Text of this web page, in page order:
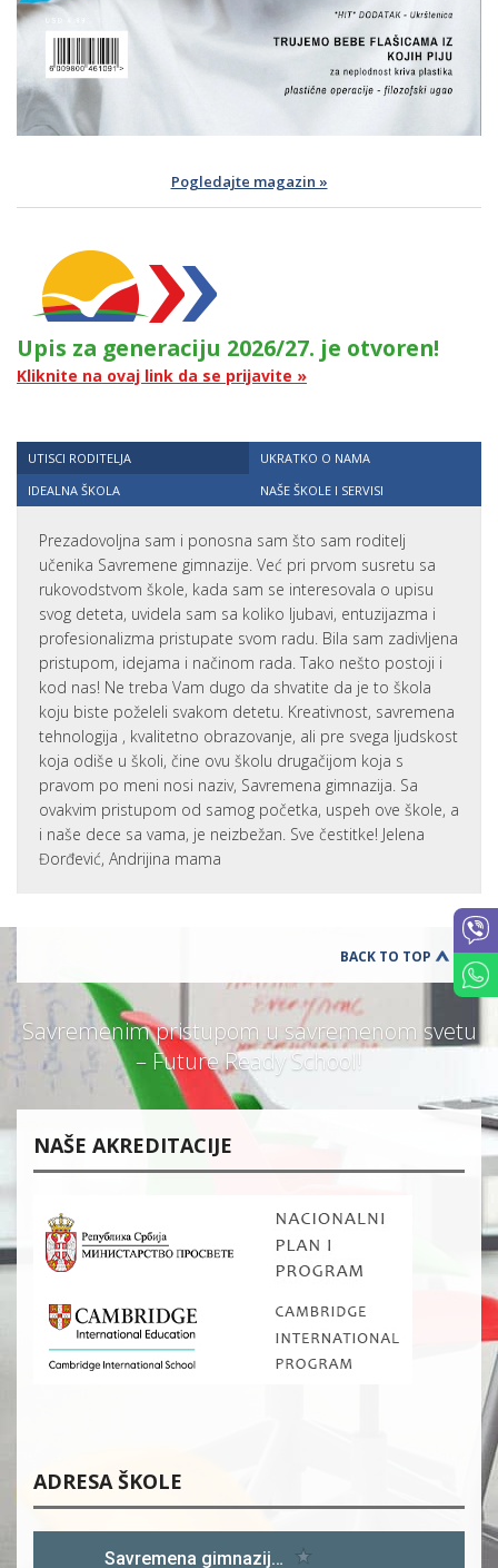
Pogledajte magazin »
Upis za generaciju 2026/27. je otvoren!
Kliknite na ovaj link da se prijavite »
UTISCI RODITELJA
UKRATKO O NAMA
IDEALNA ŠKOLA
NAŠE ŠKOLE I SERVISI
Prezadovoljna sam i ponosna sam što sam roditelj
učenika Savremene gimnazije. Već pri prvom susretu sa
rukovodstvom škole, kada sam se interesovala o upisu
svog deteta, uvidela sam sa koliko ljubavi, entuzijazma i
profesionalizma pristupate svom radu. Bila sam zadivljena
pristupom, idejama i načinom rada. Tako nešto postoji i
kod nas! Ne treba Vam dugo da shvatite da je to škola
koju biste poželeli svakom detetu. Kreativnost, savremena
tehnologija , kvalitetno obrazovanje, ali pre svega ljudskost
koja odiše u školi, čine ovu školu drugačijom koja s
pravom po meni nosi naziv, Savremena gimnazija. Sa
ovakvim pristupom od samog početka, uspeh ove škole, a
i naše dece sa vama, je neizbežan. Sve čestitke! Jelena
Đorđević, Andrijina mama
BACK TO TOP
Savremenim pristupom u savremenom svetu
– Future Ready School!
NAŠE AKREDITACIJE
ADRESA ŠKOLE